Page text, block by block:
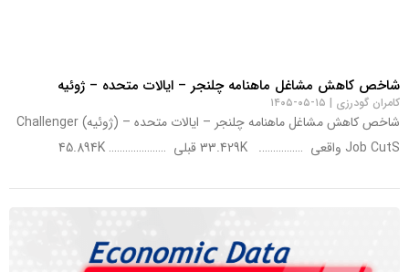
شاخص کاهش مشاغل ماهنامه چلنجر – ایالات متحده – ژوئیه
کامران گودرزی ۱۵-۰۵-۱۴۰۵
شاخص کاهش مشاغل ماهنامه چلنجر – ایالات متحده – (ژوئیه) Challenger
Job CutS واقعی ……………. 33.429K قبلی ………………… 45.894K